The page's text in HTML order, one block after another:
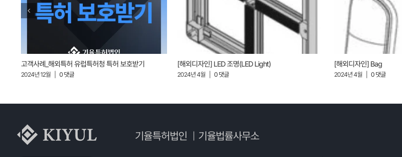
고객사례_해외특허 유럽특허청 특허 보호받기
2024년 12월 0 댓글
[해외디자인] LED 조명(LED Light)
2024년 4월 0 댓글
[해외디자인] Bag
2024년 4월 0 댓글
기율특허법인 기율법률사무소